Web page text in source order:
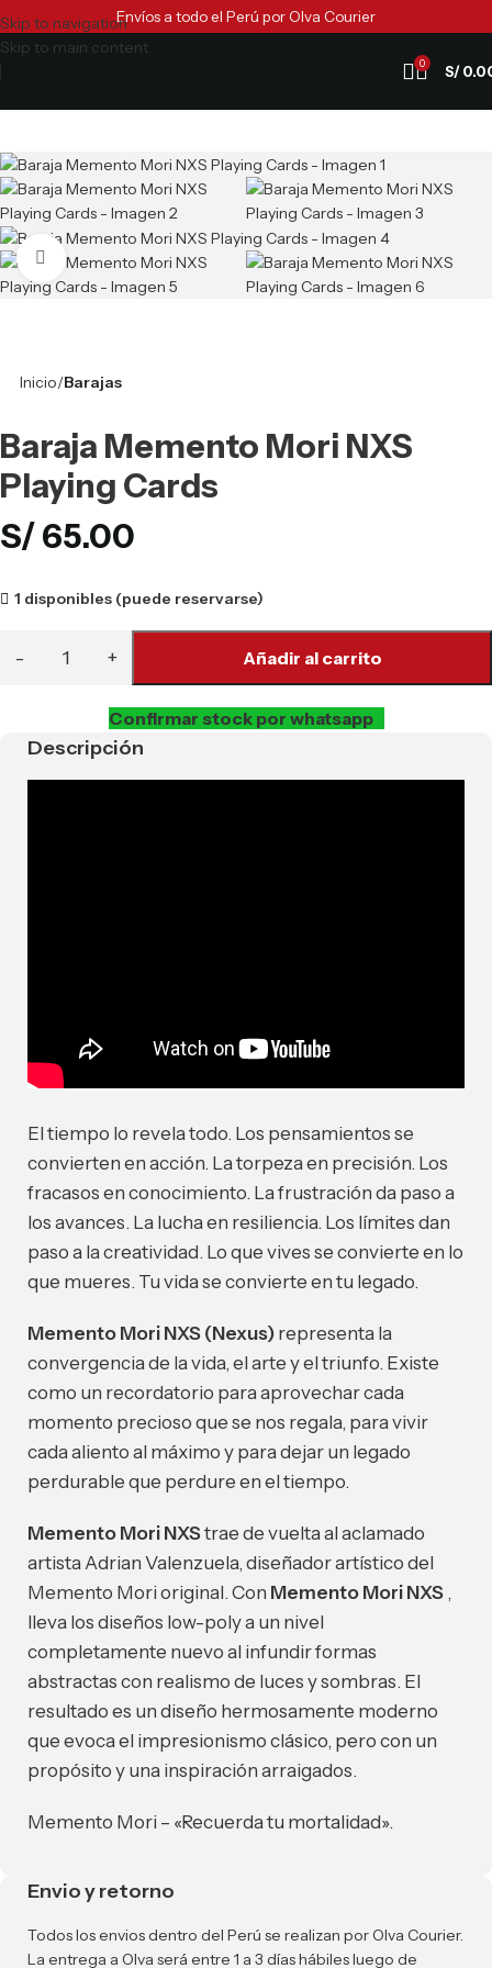
Skip to navigation
Skip to main content
Envíos a todo el Perú por Olva Courier
0 S/
Clic para ampliar
Inicio Barajas
Baraja Memento Mori NXS
Playing Cards
S/65.00
1 disponibles (puede reservarse)
Añadir al carrito
Confirmar stock por whatsapp
Descripción
El tiempo lo revela todo. Los pensamientos se
convierten en acción. La torpeza en precisión. Los
fracasos en conocimiento. La frustración da paso a
los avances. La lucha en resiliencia. Los límites dan
paso a la creatividad. Lo que vives se convierte en lo
que mueres. Tu vida se convierte en tu legado.
Memento Mori NXS (Nexus) representa la
convergencia de la vida, el arte y el triunfo. Existe
como un recordatorio para aprovechar cada
momento precioso que se nos regala, para vivir
cada aliento al máximo y para dejar un legado
perdurable que perdure en el tiempo.
Memento Mori NXStrae de vuelta al aclamado
artista Adrian Valenzuela, diseñador artístico del
Memento Mori original. Con Memento Mori NXS ,
lleva los diseños low-poly a un nivel
completamente nuevo al infundir formas
abstractas con realismo de luces y sombras. El
resultado es un diseño hermosamente moderno
que evoca el impresionismo clásico, pero con un
propósito y una inspiración arraigados.
Memento Mori – «Recuerda tu mortalidad».
Envio y retorno
Todos los envios dentro del Perú se realizan por Olva Courier.
La entrega a Olva será entre 1 a 3 días hábiles luego de